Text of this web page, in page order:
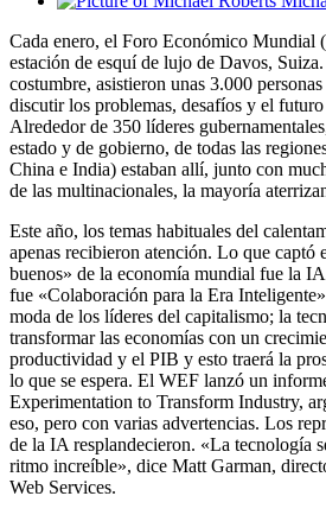
Cada enero, el Foro Económico Mundial
estación de esquí de lujo de Davos,
costumbre, asistieron unas 3.000
discutir los problemas, desafíos y el
Alrededor de 350 líderes
estado y de gobierno, de todas las
China e India) estaban allí, junto con
de las multinacionales, la mayoría
Este año, los temas habituales del
apenas recibieron atención. Lo que captó
buenos» de la economía mundial fue la
fue «Colaboración para la Era
moda de los líderes del capitalismo; la
transformar las economías con un
productividad y el PIB y esto traerá la
lo que se espera. El WEF lanzó un
Experimentation to Transform Industry,
eso, pero con varias advertencias. Los
de la IA resplandecieron. «La tecnología
ritmo increíble», dice Matt Garman,
Web Services.